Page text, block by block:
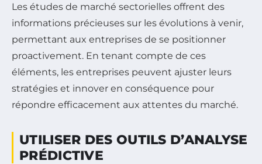
Les études de marché sectorielles offrent des
informations précieuses sur les évolutions à venir,
permettant aux entreprises de se positionner
proactivement. En tenant compte de ces
éléments, les entreprises peuvent ajuster leurs
stratégies et innover en conséquence pour
répondre efficacement aux attentes du marché.
UTILISER DES OUTILS D’ANALYSE
PRÉDICTIVE